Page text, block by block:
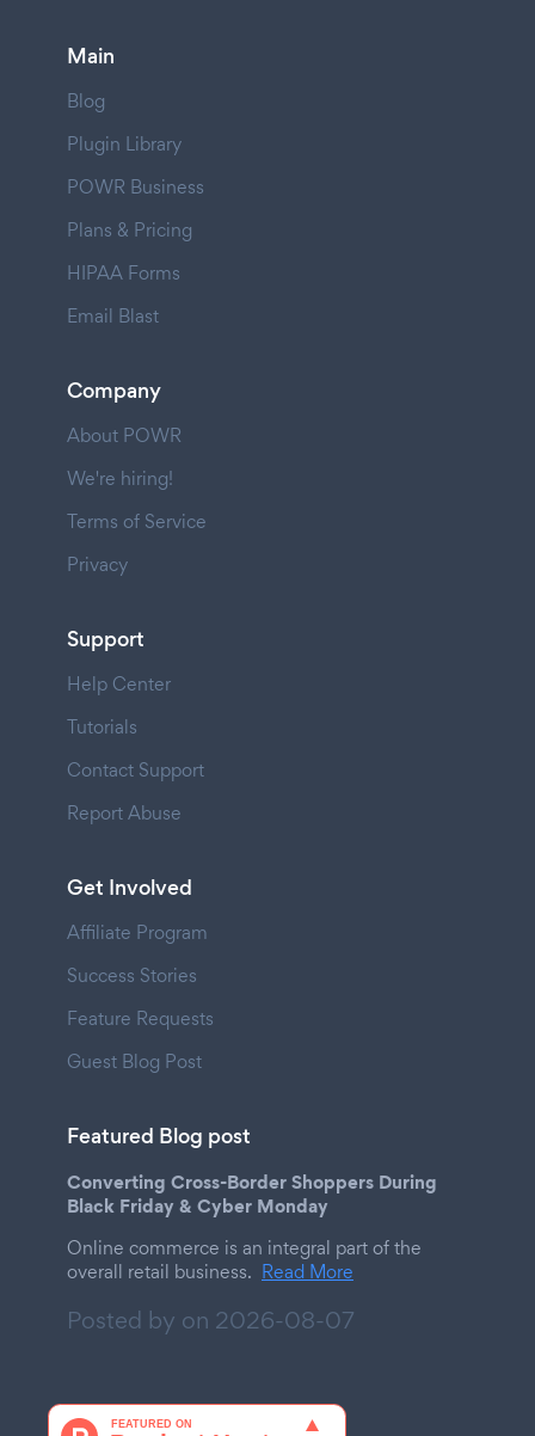
Main
Blog
Plugin Library
POWR Business
Plans & Pricing
HIPAA Forms
Email Blast
Company
About POWR
We're hiring!
Terms of Service
Privacy
Support
Help Center
Tutorials
Contact Support
Report Abuse
Get Involved
Affiliate Program
Success Stories
Feature Requests
Guest Blog Post
Featured Blog post
Converting Cross-Border Shoppers During
Black Friday & Cyber Monday
Online commerce is an integral part of the
overall retail business. Read More
Posted by on 2026-08-07